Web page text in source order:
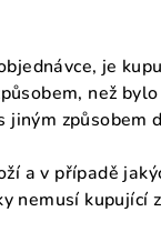
je
než
jiným způsobem
a v případě
nemusí kupující